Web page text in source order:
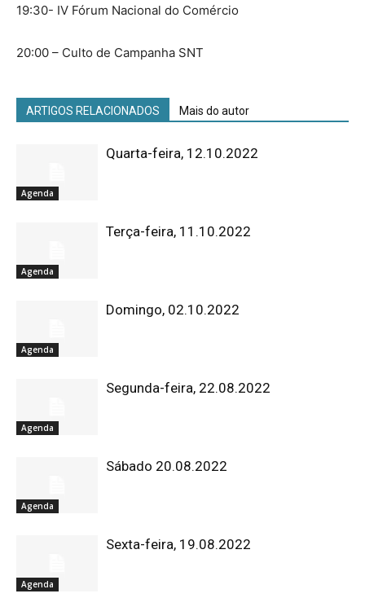
19:30- IV Fórum Nacional do Comércio
20:00 – Culto de Campanha SNT
ARTIGOS RELACIONADOS Mais do autor
Agenda
Quarta-feira, 12.10.2022
Agenda
Terça-feira, 11.10.2022
Agenda
Domingo, 02.10.2022
Agenda
Segunda-feira, 22.08.2022
Agenda
Sábado 20.08.2022
Agenda
Sexta-feira, 19.08.2022